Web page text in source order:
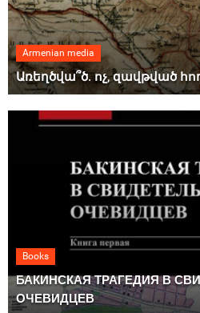
Armenian media
Առեղծվա՞ծ. ոչ, զավթված
Books
БАКИНСКАЯ ТРАГЕДИЯ В
ОЧЕВИДЦЕВ